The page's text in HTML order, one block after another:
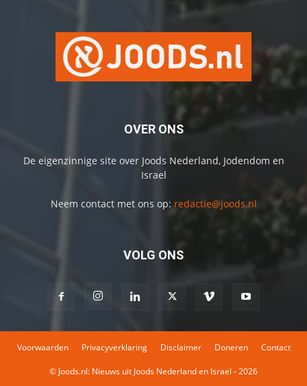
OVER ONS
De eigenzinnige site over Joods Nederland, Jodendom en
Israel
Neem contact met ons op: redactie@joods.nl
VOLG ONS
Voorwaarden Privacyverklaring Disclaimer Doneren Contact
© Joods.nl: Nieuws uit Joods Nederland en Israel - 2026